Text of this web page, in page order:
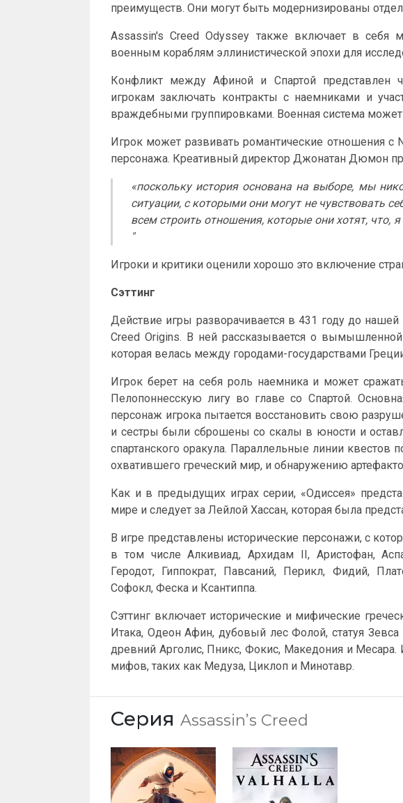
преимуществ. Они могут быть модернизированы
Assassin's Creed Odyssey также включает в себя
военным кораблям эллинистической эпохи для
Конфликт между Афиной и Спартой представлен
игрокам заключать контракты с наемниками и
враждебными группировками. Военная система
Игрок может развивать романтические отношения с
персонажа. Креативный директор Джонатан Дюмон
«поскольку история основана на выборе, мы
ситуации, с которыми они могут не чувствовать
всем строить отношения, которые они хотят, что,
"
Игроки и критики оценили хорошо это включение
Сэттинг
Действие игры разворачивается в 431 году до
Creed Origins. В ней рассказывается о
которая велась между городами-государствами
Игрок берет на себя роль наемника и может
Пелопоннесскую лигу во главе со Спартой.
персонаж игрока пытается восстановить свою
и сестры были сброшены со скалы в юности и
спартанского оракула. Параллельные линии
охватившего греческий мир, и обнаружению
Как и в предыдущих играх серии, «Одиссея»
мире и следует за Лейлой Хассан, которая была
В игре представлены исторические персонажи, с
в том числе Алкивиад, Архидам II, Аристофан,
Геродот, Гиппократ, Павсаний, Перикл, Фидий,
Софокл, Феска и Ксантиппа.
Сэттинг включает исторические и мифические
Итака, Одеон Афин, дубовый лес Фолой, статуя
древний Арголис, Пникс, Фокис, Македония и Месара.
мифов, таких как Медуза, Циклоп и Минотавр.
Серия Assassin’s Creed